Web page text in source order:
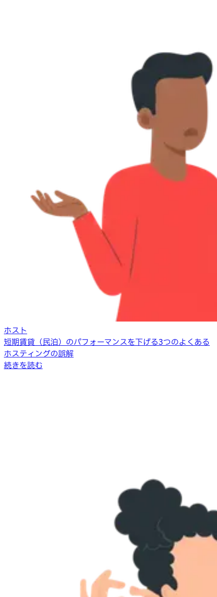
ホスト
短期賃貸（民泊）のパフォーマンスを下げる3つのよくある
ホスティングの誤解
続きを読む